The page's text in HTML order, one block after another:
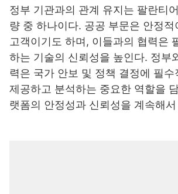
정부 기관과의 관계 유지는 팔란티
량 중 하나이다. 공공 부문은 안정적
고객이기도 하며, 이들과의 협력은
하는 기술의 신뢰성을 높인다. 정부
력은 국가 안보 및 정책 결정에 필수
제공하고 분석하는 중요한 역할을
랫폼의 안정성과 신뢰성을 계속해